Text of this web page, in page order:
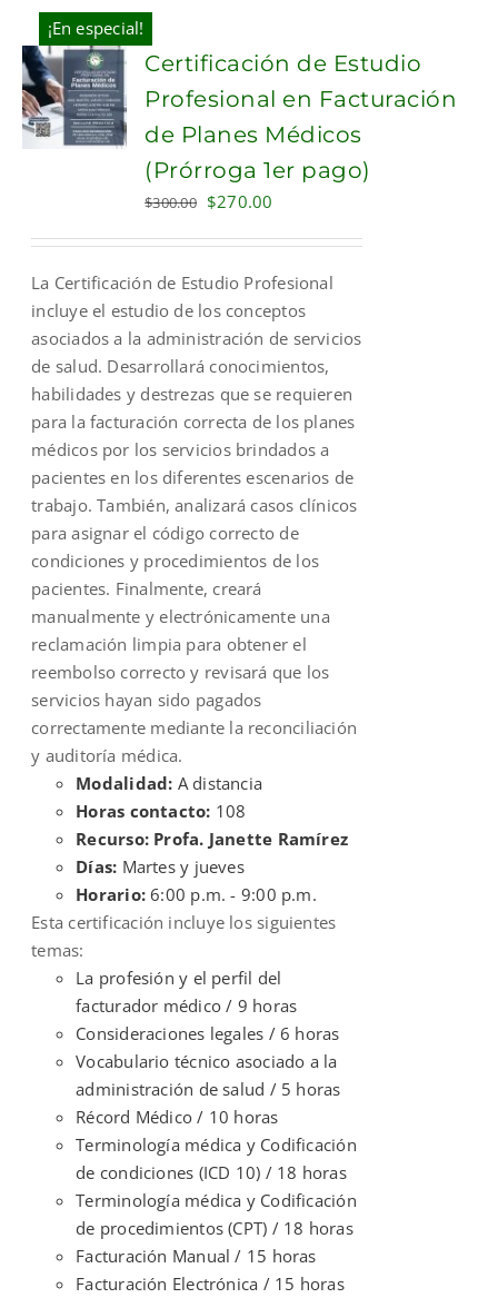
¡En especial!
ADD TO
CART
Certificación de Estudio
Profesional en Facturación
de Planes Médicos
(Prórroga 1er pago)
$300.00 Original
$300.00.
$270.00
$270.00.
La Certificación de Estudio Profesional
incluye el estudio de los conceptos
asociados a la administración de servicios
de salud. Desarrollará conocimientos,
habilidades y destrezas que se requieren
para la facturación correcta de los planes
médicos por los servicios brindados a
pacientes en los diferentes escenarios de
trabajo. También, analizará casos clínicos
para asignar el código correcto de
condiciones y procedimientos de los
pacientes. Finalmente, creará
manualmente y electrónicamente una
reclamación limpia para obtener el
reembolso correcto y revisará que los
servicios hayan sido pagados
correctamente mediante la reconciliación
y auditoría médica.
Modalidad: A distancia
Horas contacto: 108
Recurso: Profa. Janette Ramírez
Días: Martes y jueves
Horario:6:00 p.m. - 9:00 p.m.
Esta certificación incluye los siguientes
temas:
La profesión y el perfil del
facturador médico / 9 horas
Consideraciones legales / 6 horas
Vocabulario técnico asociado a la
administración de salud / 5 horas
Récord Médico / 10 horas
Terminología médica y Codificación
de condiciones (ICD 10) / 18 horas
Terminología médica y Codificación
de procedimientos (CPT) / 18 horas
Facturación Manual / 15 horas
Facturación Electrónica / 15 horas